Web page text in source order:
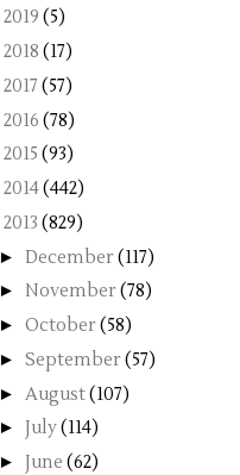
2019 (5)
2018 (17)
2017 (57)
2016 (78)
2015 (93)
2014(442)
2013 (829)
► December(117)
► November(78)
► October(58)
► September(57)
► August(107)
► July(114)
► June (62)